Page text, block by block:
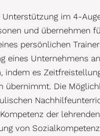
im 4-
und übernehmen
persönlichen
eines Unternehmens
indem es
übernimmt. Die
der
von